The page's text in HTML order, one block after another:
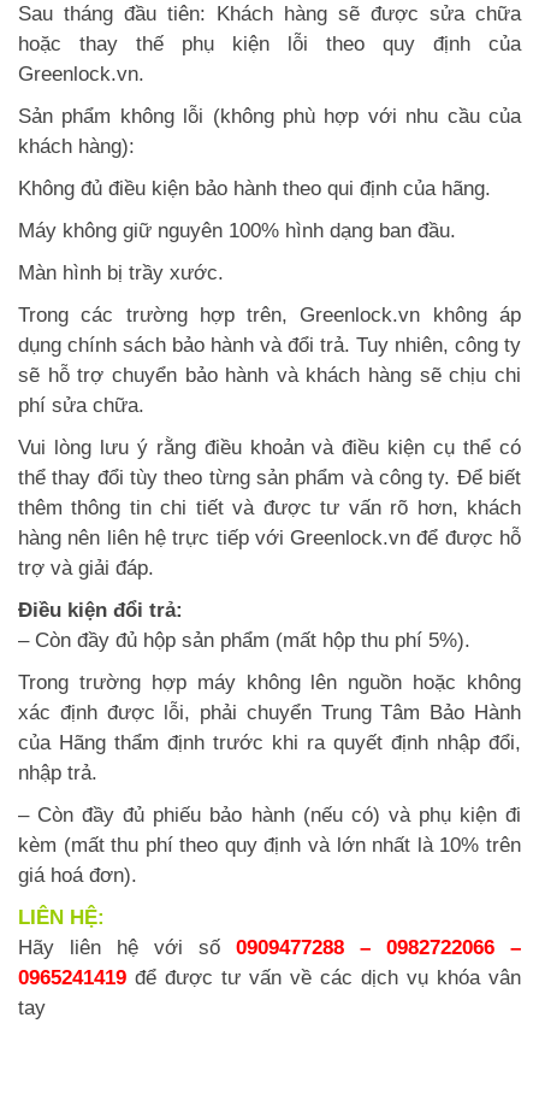
Sau tháng đầu tiên: Khách hàng sẽ được sửa chữa
hoặc thay thế phụ kiện lỗi theo quy định của
Greenlock.vn.
Sản phẩm không lỗi (không phù hợp với nhu cầu của
khách hàng):
Không đủ điều kiện bảo hành theo qui định của hãng.
Máy không giữ nguyên 100% hình dạng ban đầu.
Màn hình bị trầy xước.
Trong các trường hợp trên, Greenlock.vn không áp
dụng chính sách bảo hành và đổi trả. Tuy nhiên, công ty
sẽ hỗ trợ chuyển bảo hành và khách hàng sẽ chịu chi
phí sửa chữa.
Vui lòng lưu ý rằng điều khoản và điều kiện cụ thể có
thể thay đổi tùy theo từng sản phẩm và công ty. Để biết
thêm thông tin chi tiết và được tư vấn rõ hơn, khách
hàng nên liên hệ trực tiếp với Greenlock.vn để được hỗ
trợ và giải đáp.
Điều kiện đổi trả:
– Còn đầy đủ hộp sản phẩm (mất hộp thu phí 5%).
Trong trường hợp máy không lên nguồn hoặc không
xác định được lỗi, phải chuyển Trung Tâm Bảo Hành
của Hãng thẩm định trước khi ra quyết định nhập đổi,
nhập trả.
– Còn đầy đủ phiếu bảo hành (nếu có) và phụ kiện đi
kèm (mất thu phí theo quy định và lớn nhất là 10% trên
giá hoá đơn).
LIÊN HỆ:
Hãy liên hệ với số 0909477288 – 0982722066 –
0965241419 để được tư vấn về các dịch vụ khóa vân
tay